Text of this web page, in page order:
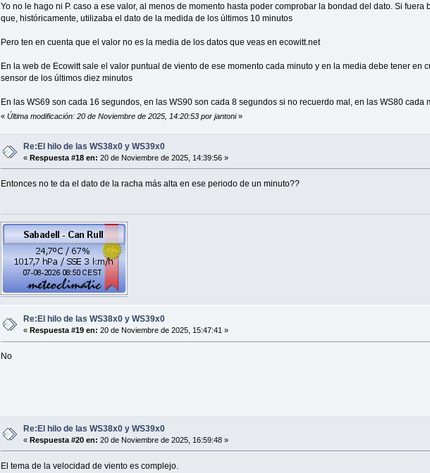
Yo no le hago ni P. caso a ese valor, al menos de momento hasta poder comprobar la bondad del dato. Si
que, históricamente, utilizaba el dato de la medida de los últimos 10 minutos
Pero ten en cuenta que el valor no es la media de los datos que veas en ecowitt.net
En la web de Ecowitt sale el valor puntual de viento de ese momento cada minuto y en la media debe tener en
sensor de los últimos diez minutos
En las WS69 son cada 16 segundos, en las WS90 son cada 8 segundos si no recuerdo mal, en las WS80 cada
« Última modificación: 20 de Noviembre de 2025, 14:20:53 por jantoni»
Re:El hilo de las WS38x0 y WS39x0
«Respuesta #18 en: 20 de Noviembre de 2025, 14:39:56 »
Entonces no te da el dato de la racha más alta en ese periodo de un minuto??
Re:El hilo de las WS38x0 y WS39x0
«Respuesta #19 en: 20 de Noviembre de 2025, 15:47:41 »
No
Re:El hilo de las WS38x0 y WS39x0
«Respuesta #20 en: 20 de Noviembre de 2025, 16:59:48 »
El tema de la velocidad de viento es complejo.